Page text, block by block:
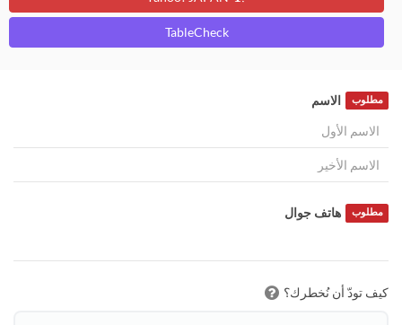
TableCheck
الاسم مطلوب
هاتف جوال مطلوب
كيف تودّ أن نُخطرك؟